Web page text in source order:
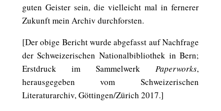
guten Geister sein, die vielleicht mal in fernerer
Zukunft mein Archiv durchforsten.
[Der obige Bericht wurde abgefasst auf Nachfrage
der Schweizerischen Nationalbibliothek in Bern;
Erstdruck im SammelwerkPaperworks,
herausgegeben vom Schweizerischen
Literaturarchiv, Göttingen/Zürich 2017.]